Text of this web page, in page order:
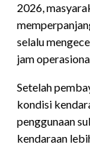
2026,
selalu
jam
Setelah
kondisi
penggunaan
kendaraan